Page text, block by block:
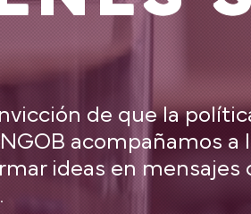
de que la
acompañamos
ideas en mensajes